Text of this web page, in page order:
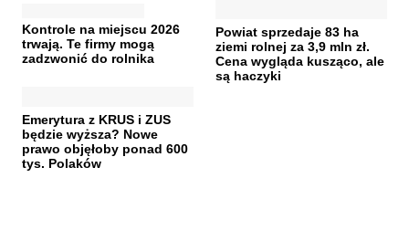
Kontrole na miejscu 2026
trwają. Te firmy mogą
zadzwonić do rolnika
Powiat sprzedaje 83 ha
ziemi rolnej za 3,9 mln zł.
Cena wygląda kusząco, ale
są haczyki
Emerytura z KRUS i ZUS
będzie wyższa? Nowe
prawo objęłoby ponad 600
tys. Polaków